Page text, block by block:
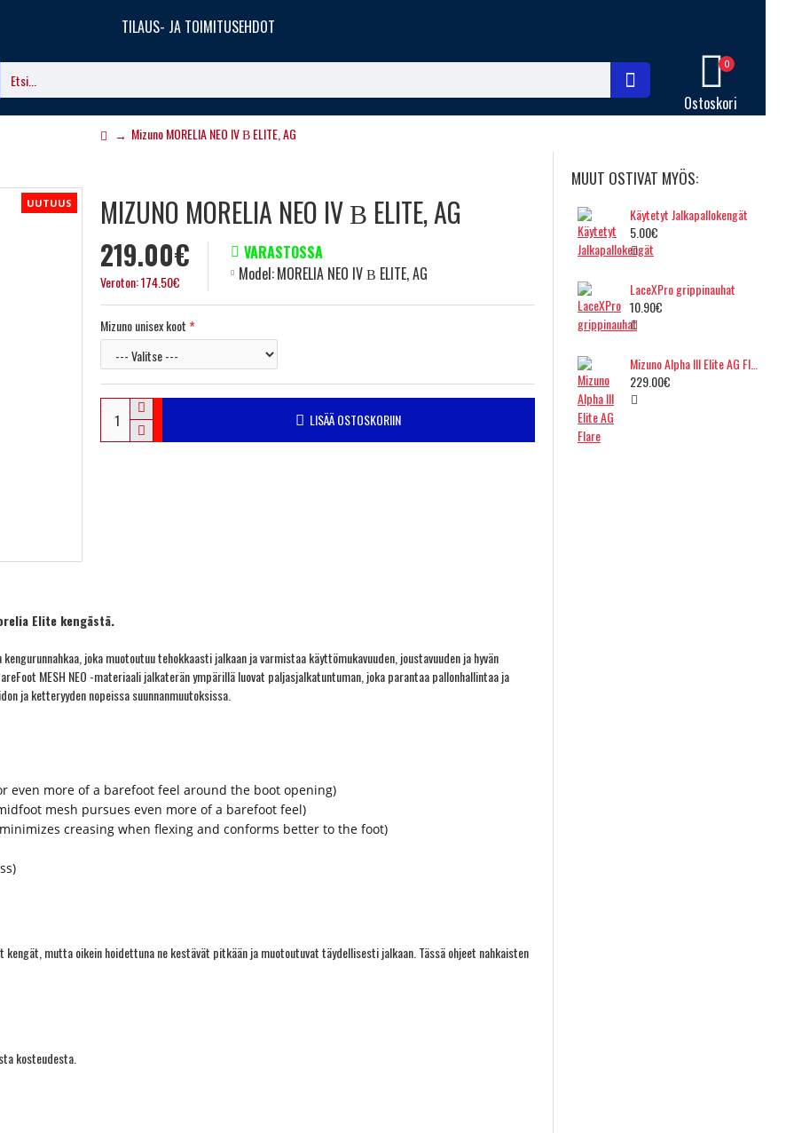
TILAUS- JA TOIMITUSEHDOT
Ostoskori
0
Mizuno MORELIA NEO IV Β ELITE, AG
UUTUUS
MIZUNO MORELIA NEO IV Β ELITE, AG
219.00€
Veroton: 174.50€
VARASTOSSA
Model:MORELIA NEO IV Β ELITE, AG
Mizuno unisex koot
LISÄÄ OSTOSKORIIN
Elite kengästä.
joka muotoutuu tehokkaasti jalkaan ja varmistaa käyttömukavuuden, joustavuuden ja hyvän
MESH NEO -materiaali jalkaterän ympärillä luovat paljasjalkatuntuman, joka parantaa pallonhallintaa ja
ja ketteryyden nopeissa suunnanmuutoksissa.
even more of a barefoot feel around the boot opening)
mesh pursues even more of a barefoot feel)
creasing when flexing and conforms better to the foot)
mutta oikein hoidettuna ne kestävät pitkään ja muotoutuvat täydellisesti jalkaan. Tässä ohjeet nahkaisten
kosteudesta.
MUUT OSTIVAT MYÖS:
Käytetyt Jalkapallokengät
5.00€
LaceXPro grippinauhat
10.90€
229.00€